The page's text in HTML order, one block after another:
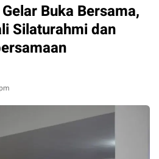
Buka Bersama,
Silaturahmi dan